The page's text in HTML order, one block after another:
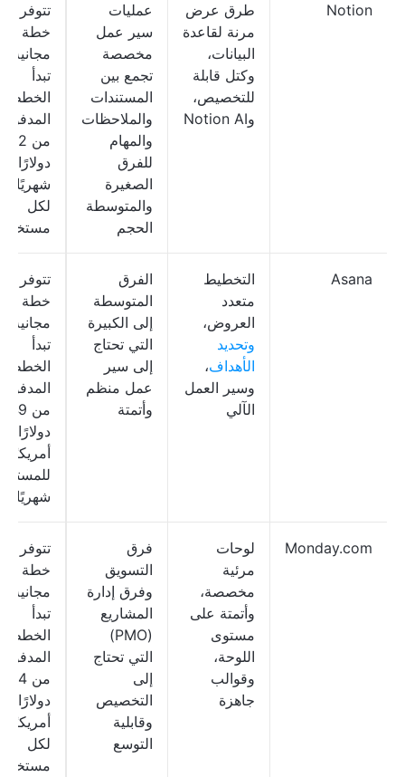
Notion
طرق عرض
مرنة لقاعدة
البيانات،
وكتل قابلة
للتخصيص،
وNotion AI
عمليات
سير عمل
مخصصة
تجمع بين
المستندات
والملاحظات
والمهام
للفرق
الصغيرة
والمتوسطة
الحجم
تتوفر
خطة
مجانية؛
تبدأ
الخطط
من 12
دولارًا
شهريًا
لكل
مستخدم
Asana
التخطيط
متعدد
العروض،
وتحديد
الأهداف،
وسير العمل
الآلي
الفرق
المتوسطة
إلى الكبيرة
التي تحتاج
إلى سير
عمل منظم
وأتمتة
تتوفر
خطة
مجانية؛
تبدأ
الخطط
من
دولارًا
أمريكيًا
شهريًا
Monday.com
لوحات
مرئية
مخصصة،
وأتمتة على
مستوى
اللوحة،
وقوالب
جاهزة
فرق
التسويق
وفرق إدارة
المشاريع
(PMO)
التي تحتاج
إلى
التخصيص
وقابلية
التوسع
تتوفر
خطة
مجانية؛
تبدأ
الخطط
من 14
دولارًا
أمريكيًا
لكل
مستخدم